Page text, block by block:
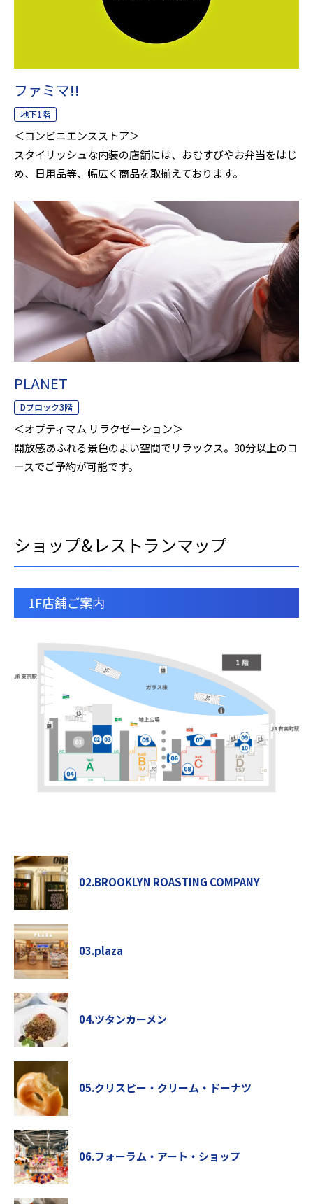
ファミマ!!
地下1階
＜コンビニエンスストア＞
スタイリッシュな内装の店舗には、おむすびやお弁当をはじ
め、日用品等、幅広く商品を取揃えております。
PLANET
Dブロック3階
＜オプティマム リラクゼーション＞
開放感あふれる景色のよい空間でリラックス。30分以上のコ
ースでご予約が可能です。
ショップ&レストランマップ
1F店舗ご案内
02.BROOKLYN ROASTING COMPANY
03.plaza
04.ツタンカーメン
05.クリスピー・クリーム・ドーナツ
06.フォーラム・アート・ショップ